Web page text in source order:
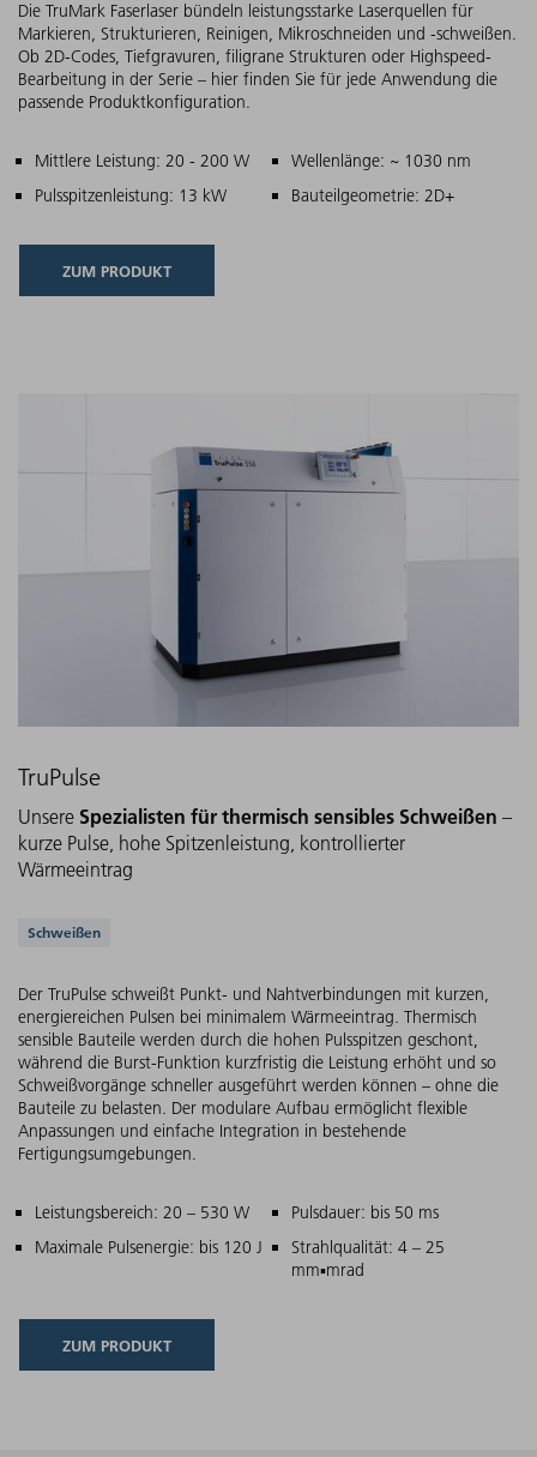
Die TruMark Faserlaser bündeln leistungsstarke Laserquellen für
Markieren, Strukturieren, Reinigen, Mikroschneiden und -schweißen.
Ob 2D-Codes, Tiefgravuren, filigrane Strukturen oder Highspeed-
Bearbeitung in der Serie – hier finden Sie für jede Anwendung die
passende Produktkonfiguration.
Hauptmerkmale
Mittlere Leistung: 20 - 200 W
Wellenlänge: ~ 1030 nm
Pulsspitzenleistung: 13 kW
Bauteilgeometrie: 2D+
ZUM PRODUKT
TruPulse
Unsere Spezialisten für thermisch sensibles Schweißen –
kurze Pulse, hohe Spitzenleistung, kontrollierter
Wärmeeintrag
Unterstützte Anwendungen
Schweißen
Der TruPulse schweißt Punkt- und Nahtverbindungen mit kurzen,
energiereichen Pulsen bei minimalem Wärmeeintrag. Thermisch
sensible Bauteile werden durch die hohen Pulsspitzen geschont,
während die Burst-Funktion kurzfristig die Leistung erhöht und so
Schweißvorgänge schneller ausgeführt werden können – ohne die
Bauteile zu belasten. Der modulare Aufbau ermöglicht flexible
Anpassungen und einfache Integration in bestehende
Fertigungsumgebungen.
Hauptmerkmale
Leistungsbereich: 20 – 530 W
Pulsdauer: bis 50 ms
Maximale Pulsenergie: bis 120 J
Strahlqualität: 4 – 25
mm▪mrad
ZUM PRODUKT